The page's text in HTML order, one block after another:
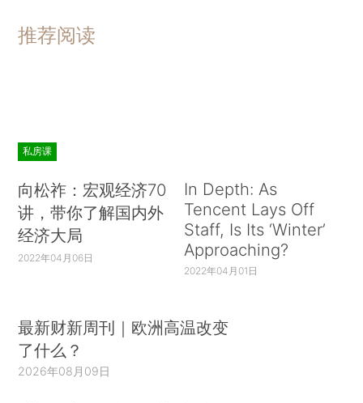
推荐阅读
私房课
向松祚：宏观经济70
讲，带你了解国内外
经济大局
2022年04月06日
In Depth: As
Tencent Lays Off
Staff, Is Its ‘Winter’
Approaching?
2022年04月01日
最新财新周刊｜欧洲高温改变
了什么？
2026年08月09日